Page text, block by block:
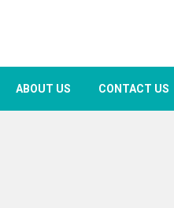
ABOUT US CONTACT US